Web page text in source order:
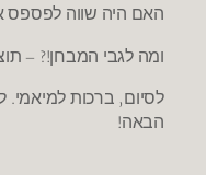
האם היה שווה לפספס
ומה לגבי המבחן!? –
לסיום, ברכות למיאמי.
הבאה!